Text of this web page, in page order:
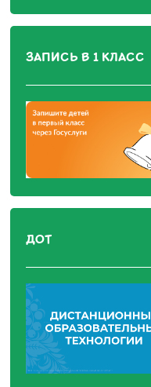
ЗАПИСЬ В 1 КЛАСС
ДОТ